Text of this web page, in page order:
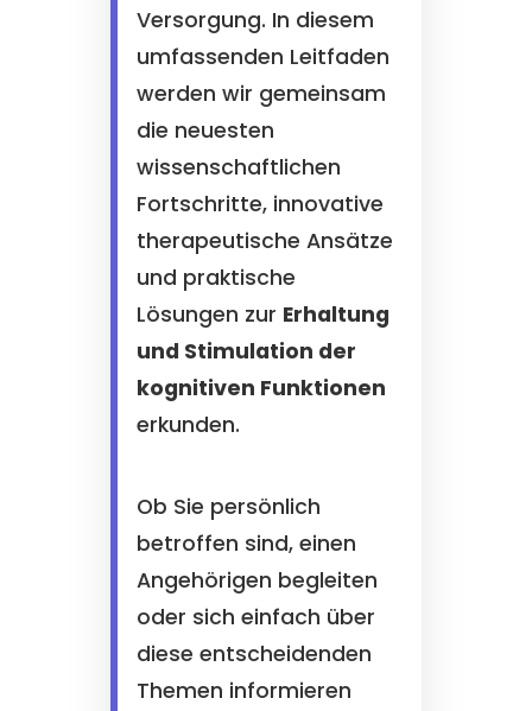
Versorgung. In diesem
umfassenden Leitfaden
werden wir gemeinsam
die neuesten
wissenschaftlichen
Fortschritte, innovative
therapeutische Ansätze
und praktische
Lösungen zur Erhaltung
und Stimulation der
kognitiven Funktionen
erkunden.
Ob Sie persönlich
betroffen sind, einen
Angehörigen begleiten
oder sich einfach über
diese entscheidenden
Themen informieren